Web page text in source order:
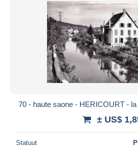
70 - haute saone - HERICOURT -
± US$
Statuut